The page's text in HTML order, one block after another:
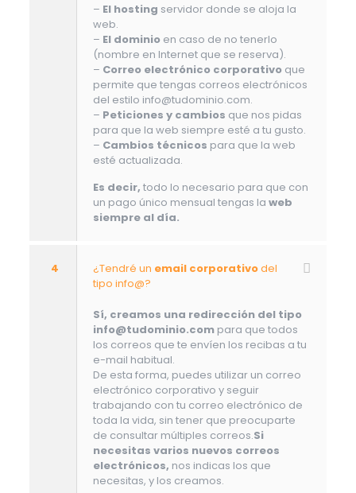
– El hosting servidor donde se aloja la
web.
– El dominioen caso de no tenerlo
(nombre en Internet que se reserva).
– Correo electrónico corporativoque
permite que tengas correos electrónicos
del estilo info@tudominio.com.
– Peticiones y cambios que nos pidas
para que la web siempre esté a tu gusto.
– Cambios técnicos para que la web
esté actualizada.
Es decir, todo lo necesario para que con
un pago único mensual tengas la web
siempre al día.
4 ¿Tendré un email corporativodel
tipo info@?
Sí, creamos una redirección del tipo
info@tudominio.compara que todos
los correos que te envíen los recibas a tu
e-mail habitual.
De esta forma, puedes utilizar un correo
electrónico corporativo y seguir
trabajando con tu correo electrónico de
toda la vida, sin tener que preocuparte
de consultar múltiples correos.Si
necesitas varios nuevos correos
electrónicos, nos indicas los que
necesitas, y los creamos.